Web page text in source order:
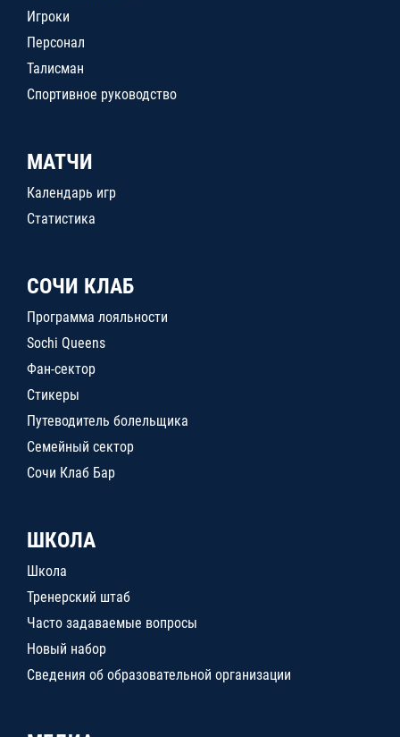
Игроки
Персонал
Талисман
Спортивное руководство
МАТЧИ
Календарь игр
Статистика
СОЧИ КЛАБ
Программа лояльности
Sochi Queens
Фан-сектор
Стикеры
Путеводитель болельщика
Семейный сектор
Сочи Клаб Бар
ШКОЛА
Школа
Тренерский штаб
Часто задаваемые вопросы
Новый набор
Сведения об образовательной организации